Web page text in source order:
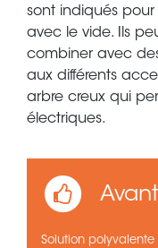
sont indiqués pour
avec le vide. Ils
combiner avec
aux différents
arbre creux qui
électriques.
Solution